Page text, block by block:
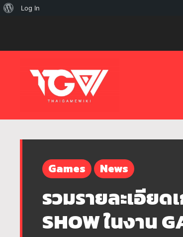
Games News
รวมรายละเอียด
SHOW ในงาน
เกี่ยวLog In